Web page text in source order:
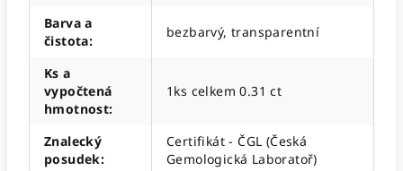
Barva a
čistota:
bezbarvý, transparentní
Ks a
vypočtená
hmotnost:
1ks celkem 0.31 ct
Znalecký
posudek:
Certifikát - ČGL (Česká
Gemologická Laboratoř)